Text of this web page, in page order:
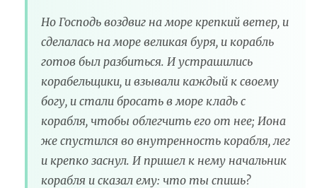
Но Господь воздвиг на море крепкий ветер, и
сделалась на море великая буря, и корабль
готов был разбиться. И устрашились
корабельщики, и взывали каждый к своему
богу, и стали бросать в море кладь с
корабля, чтобы облегчить его от нее; Иона
же спустился во внутренность корабля, лег
и крепко заснул. И пришел к нему начальник
корабля и сказал ему: что ты спишь?